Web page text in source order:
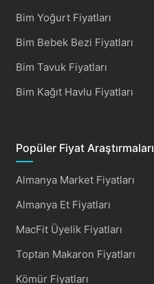
Bim Yoğurt Fiyatları
Bim Bebek Bezi Fiyatları
Bim Tavuk Fiyatları
Bim Kağıt Havlu Fiyatları
Popüler Fiyat Araştırmaları
Almanya Market Fiyatları
Almanya Et Fiyatları
MacFit Üyelik Fiyatları
Toptan Makaron Fiyatları
Kömür Fiyatları